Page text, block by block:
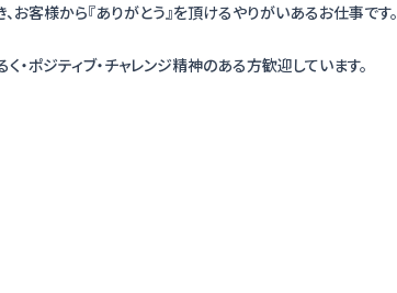
、お客様から『ありがとう』を頂けるやりがいあるお仕事です。